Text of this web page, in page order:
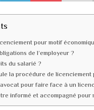
pour motif
de l’employeur ?
du salarié ?
la procédure de licenciement
pour faire face à un
informé et accompagné